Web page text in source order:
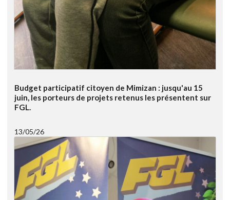
Budget participatif citoyen de Mimizan : jusqu'au 15
juin, les porteurs de projets retenus les présentent sur
FGL.
13/05/26